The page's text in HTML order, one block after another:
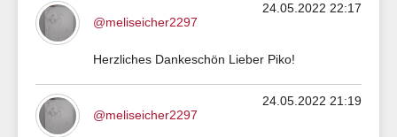
24.05.2022 22:17
@meliseicher2297
Herzliches Dankeschön Lieber Piko!
24.05.2022 21:19
@meliseicher2297